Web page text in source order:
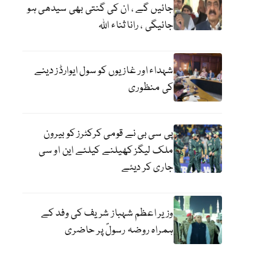
جائیں گے ، ان کی گنتی بھی سیدھی ہو
جائیگی ، رانا ثناء اللہ
شہداء اور غازیوں کو سول ایوارڈز دینے
کی منظوری
پی سی بی نے قومی کرکٹرز کو بیرون
ملک لیگز کھیلنے کیلئے این او سی
جاری کر دیئے
وزیر اعظم شہباز شریف کی وفد کے
ہمراہ روضہ رسولؐ پر حاضری